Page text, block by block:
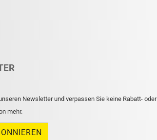
Newsletter und verpassen Sie keine Rabatt- oder
mehr.